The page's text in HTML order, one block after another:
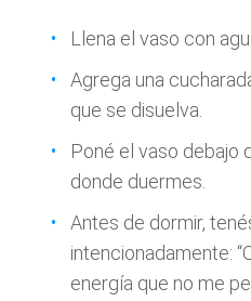
Llena el vaso con
Agrega una
que se disuelva.
Poné el vaso debajo
donde duermes.
Antes de dormir,
intencionadamente:
energía que no me